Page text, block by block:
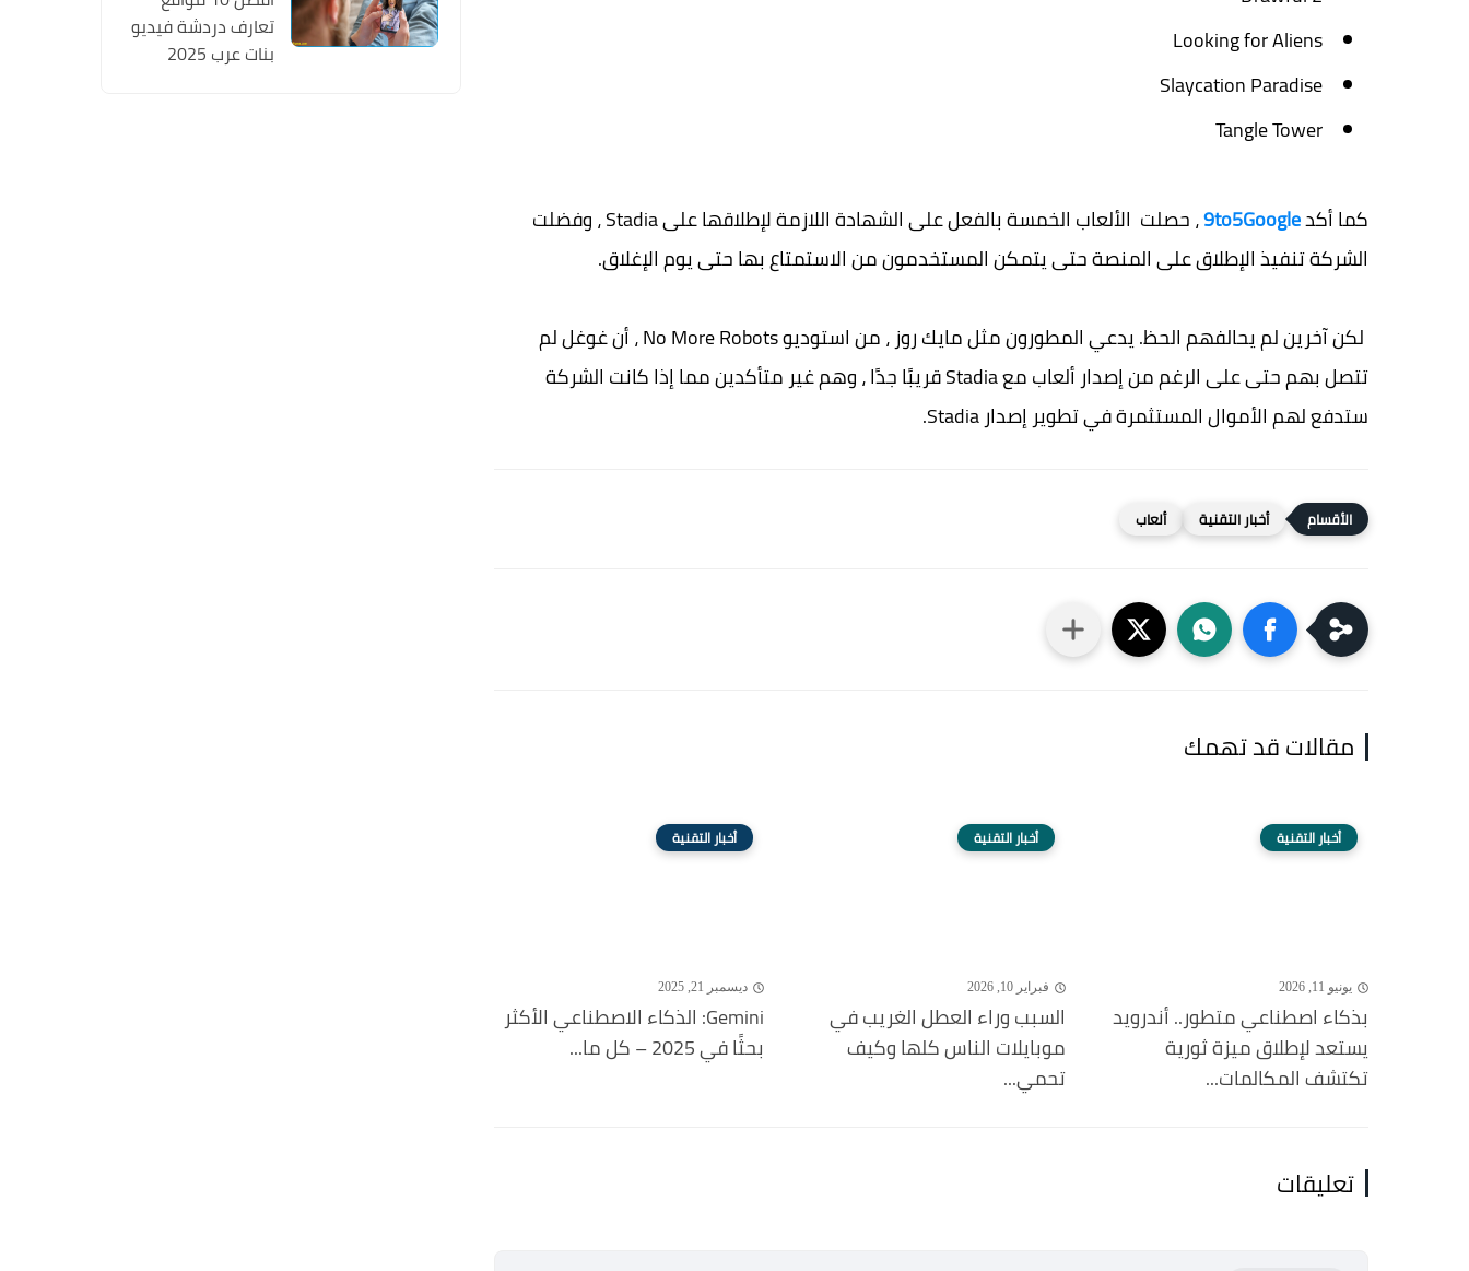
Looking for Aliens
Slaycation Paradise
Tangle Tower
كما أكد9to5Google
، حصلت الألعاب الخمسة بالفعل على الشهادة اللازمة لإطلاقها على Stadia ، وفضلت
الشركة تنفيذ الإطلاق على المنصة حتى يتمكن المستخدمون من الاستمتاع بها حتى يوم الإغلاق.
لكن آخرين لم يحالفهم الحظ. يدعي المطورون مثل مايك روز ، من استوديو No More Robots ، أن غوغل لم
تتصل بهم حتى على الرغم من إصدار ألعاب مع Stadia قريبًا جدًا ، وهم غير متأكدين مما إذا كانت الشركة
ستدفع لهم الأموال المستثمرة في تطوير إصدار Stadia.
أخبار التقنية ألعاب
مقالات قد تهمك
أخبار التقنية
يونيو 11, 2026
بذكاء اصطناعي متطور.. أندرويد
يستعد لإطلاق ميزة ثورية
تكتشف المكالمات...
أخبار التقنية
فبراير 10, 2026
السبب وراء العطل الغريب في
موبايلات الناس كلها وكيف
تحمي...
أخبار التقنية
ديسمبر 21, 2025
Gemini: الذكاء الاصطناعي الأكثر
بحثًا في 2025 – كل ما...
تعليقات
تعارف دردشة فيديو
بنات عرب 2025